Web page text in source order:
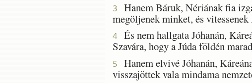
3
Hanem Báruk, Nériának fia
megöljenek minket, és
4
És nem hallgata Jóhanán,
Szavára, hogy a Júda földén
5
Hanem elvivé Jóhanán,
visszajöttek vala mindama